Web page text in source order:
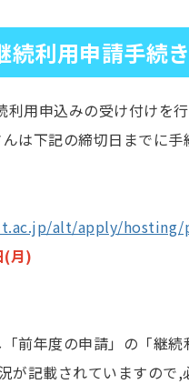
続利用申請手続
用申込みの受け付けを
は下記の締切日までに
alt/apply/hosting/
(月)
前年度の申請」の「継
記載されていますので,